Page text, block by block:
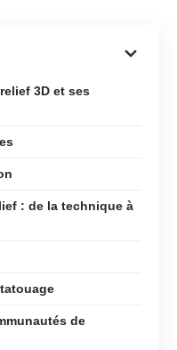
3D et ses
: de la technique à
de